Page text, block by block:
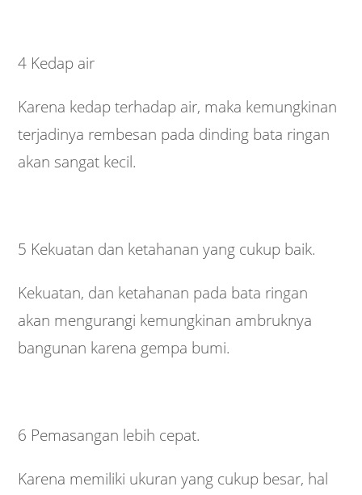
4 Kedap air
Karena kedap terhadap air, maka kemungkinan
terjadinya rembesan pada dinding bata ringan
akan sangat kecil.
5 Kekuatan dan ketahanan yang cukup baik.
Kekuatan, dan ketahanan pada bata ringan
akan mengurangi kemungkinan ambruknya
bangunan karena gempa bumi.
6 Pemasangan lebih cepat.
Karena memiliki ukuran yang cukup besar, hal